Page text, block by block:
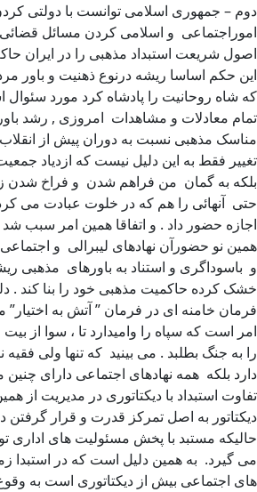
دوم – جمهوری اسلامی توانست با دولتی
اموراجتماعی و اسلامی کردن مسائل
اصول شریعت استبداد مذهبی را در ایران
این حکم اساسا ریشه درنوع ذهنیت و باور
که شاه روحانیت را پادشاه کرد مورد
تمام معادلات و مشاهدات امروزی , رشد
مناسک مذهبی نسبت به دوران پیش از انقلاب
تغییر فقط به این دلیل نیست که ازدیاد
بلکه به گمان من فراهم شدن و فراخ شدن
حتی آنهائی را هم که در خلوت عبادت می
اجازه حضور داد . و اتفاقا همین امر سبب شد
همین نو حضورآن نهادهای لیبرالی و
و باسوداگری و استناد به باورهای مذهبی
خشک کرده حاکمیت مذهبی خود را بنا کند .
فرمان خامنه ای در فرمان ” آتش به
امر است که سپاه را وامیدارد تا ، سوا از
را به جنگ بطلبد . می بینید که تنها ولی
دارد بلکه همه نهادهای اجتماعی دارای
تفاوت استبداد با دیکتاتوری در مدیریت از
دیکتاتور به اصل تمرکز قدرت و قرار گرفتن
حالیکه مستبد با پخش مسئولیت های اداری
می گیرد. به همین دلیل است که در استبدا
های اجتماعی بیش از دیکتاتوری است به